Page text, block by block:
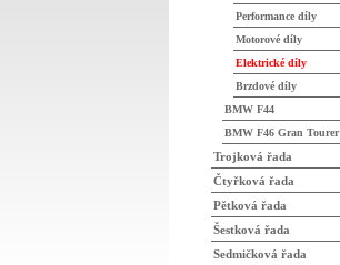
Performance díly
Motorové díly
Elektrické díly
Brzdové díly
BMW F44
BMW F46 Gran Tourer
Trojková řada
Čtyřková řada
Pětková řada
Šestková řada
Sedmičková řada